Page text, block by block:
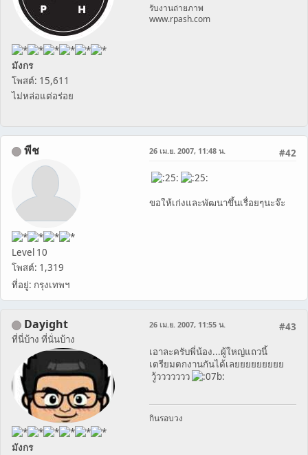
มังกร
โพสต์: 15,611
ไม่หล่อแต่อร่อย
รับงานถ่ายภาพ
www.rpash.com
พีช
Level 10
โพสต์: 1,319
ที่อยู่: กรุงเทพฯ
#42
26 เม.ย. 2007, 11:48 น.
ขอให้เก่งและพัฒนาขึ้นเรื่อยๆนะจ๊ะ
Dayight
ที่นี่บ้าง ที่นั่นบ้าง
มังกร
#43
26 เม.ย. 2007, 11:55 น.
เอาละครับพี่น้อง...ผู้ใหญ่แถวนี้
เตรียมตกงานกันได้เลยยยยยยยยย
วู้ววววววว
กินรอบวง